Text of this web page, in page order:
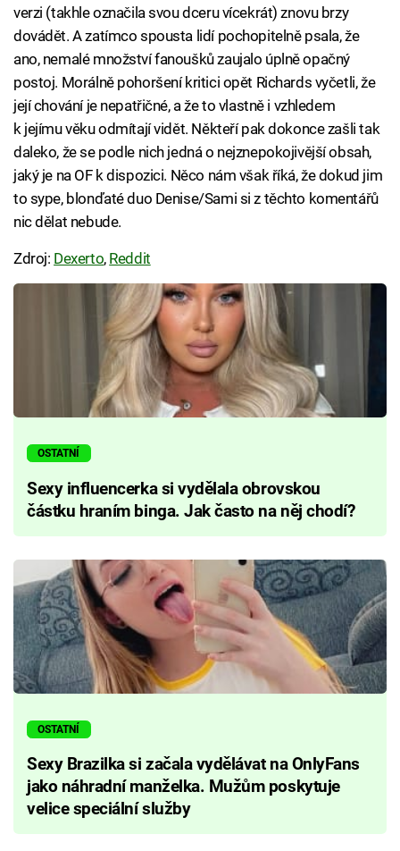
verzi (takhle označila svou dceru vícekrát) znovu brzy
dovádět. A zatímco spousta lidí pochopitelně psala, že
ano, nemalé množství fanoušků zaujalo úplně opačný
postoj. Morálně pohoršení kritici opět Richards vyčetli, že
její chování je nepatřičné, a že to vlastně i vzhledem
k jejímu věku odmítají vidět. Někteří pak dokonce zašli tak
daleko, že se podle nich jedná o nejznepokojivější obsah,
jaký je na OF k dispozici. Něco nám však říká, že dokud jim
to sype, blonďaté duo Denise/Sami si z těchto komentářů
nic dělat nebude.
Zdroj: Dexerto, Reddit
OSTATNÍ
Sexy influencerka si vydělala obrovskou
částku hraním binga. Jak často na něj chodí?
OSTATNÍ
Sexy Brazilka si začala vydělávat na OnlyFans
jako náhradní manželka. Mužům poskytuje
velice speciální služby